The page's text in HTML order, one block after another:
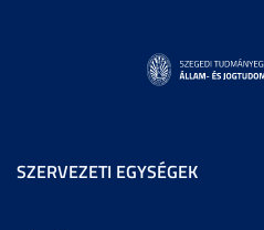
SZERVEZETI EGYSÉGEK